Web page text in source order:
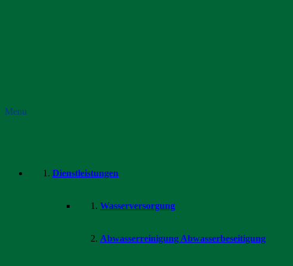
Menu
Dienstleistungen
Wasserversorgung
Abwasserreinigung Abwasserbeseitigung